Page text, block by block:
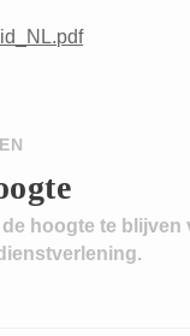
hoogte te blijven